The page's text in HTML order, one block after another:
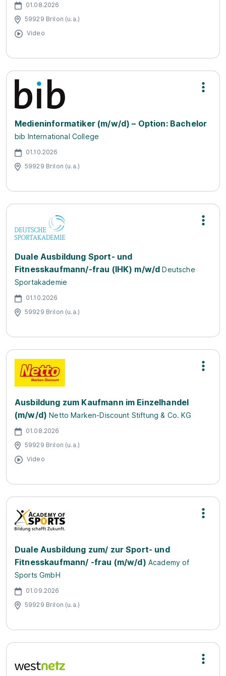
01.08.2026
59929 Brilon (u.a.)
Video
Medieninformatiker (m/w/d) – Option: Bachelor
bib International College
01.10.2026
59929 Brilon (u.a.)
Duale Ausbildung Sport- und
Fitnesskaufmann/-frau (IHK) m/w/d Deutsche
Sportakademie
01.10.2026
59929 Brilon (u.a.)
Ausbildung zum Kaufmann im Einzelhandel
(m/w/d) Netto Marken-Discount Stiftung & Co. KG
01.08.2026
59929 Brilon (u.a.)
Video
Duale Ausbildung zum/ zur Sport- und
Fitnesskaufmann/ -frau (m/w/d) Academy of
Sports GmbH
01.09.2026
59929 Brilon (u.a.)